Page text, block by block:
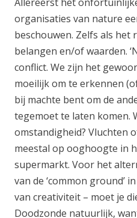
organisaties van nature
beschouwen. Zelfs als het
belangen en/of waarden.
conflict. We zijn het
moeilijk om te erkennen
bij machte bent om de
tegemoet te laten komen.
omstandigheid? Vluchten
meestal op ooghoogte in
supermarkt. Voor het
van de ‘common ground’
van creativiteit – moet je
Doodzonde natuurlijk,